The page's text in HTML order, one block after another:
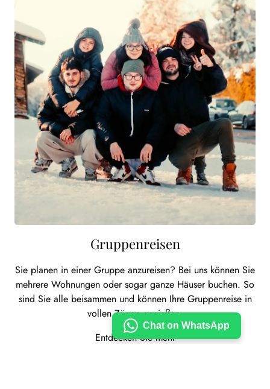
Gruppenreisen
Sie planen in einer Gruppe anzureisen? Bei uns können Sie
mehrere Wohnungen oder sogar ganze Häuser buchen. So
sind Sie alle beisammen und können Ihre Gruppenreise in
vollen Zügen genießen.
Entdecken Sie mehr
Chat on WhatsApp